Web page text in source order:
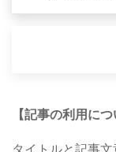
【記事の利用につ
タイトルと記事